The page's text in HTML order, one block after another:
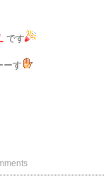
です
ーす